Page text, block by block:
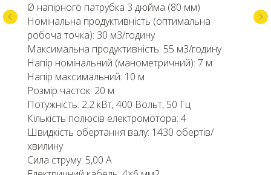
Ø напірного патрубка 3 дюйма (80 мм)
Номінальна продуктивність (оптимальна
робоча точка): 30 м3/годину
Максимальна продуктивність: 55 м3/годину
Напір номінальний (манометричний): 7 м
Напір максимальний: 10 м
Розмір часток: 20 м
Потужність: 2,2 кВт, 400 Вольт, 50 Гц
Кількість полюсів електромотора: 4
Швидкість обертання валу: 1430 обертів/
хвилину
Сила струму: 5,00 А